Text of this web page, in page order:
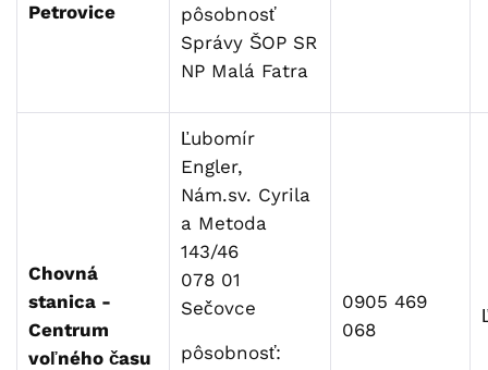
Petrovice
pôsobnosť
Správy ŠOP SR
NP Malá Fatra
Chovná
stanica -
Centrum
voľného času
Ľubomír
Engler,
Nám.sv. Cyrila
a Metoda
143/46
078 01
Sečovce
pôsobnosť:
0905 469
068